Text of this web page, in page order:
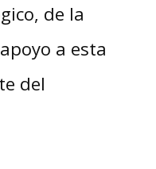
de la
a esta
del